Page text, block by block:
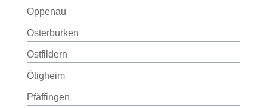
Oppenau
Osterburken
Ostfildern
Ötigheim
Pfäffingen